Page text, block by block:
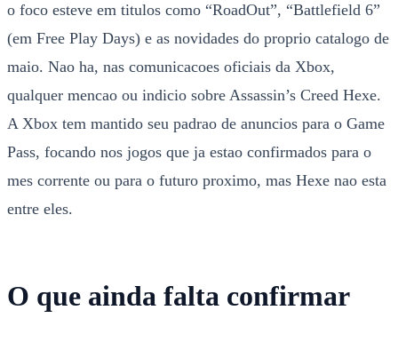
o foco esteve em titulos como “RoadOut”, “Battlefield 6”
(em Free Play Days) e as novidades do proprio catalogo de
maio. Nao ha, nas comunicacoes oficiais da Xbox,
qualquer mencao ou indicio sobre Assassin’s Creed Hexe.
A Xbox tem mantido seu padrao de anuncios para o Game
Pass, focando nos jogos que ja estao confirmados para o
mes corrente ou para o futuro proximo, mas Hexe nao esta
entre eles.
O que ainda falta confirmar